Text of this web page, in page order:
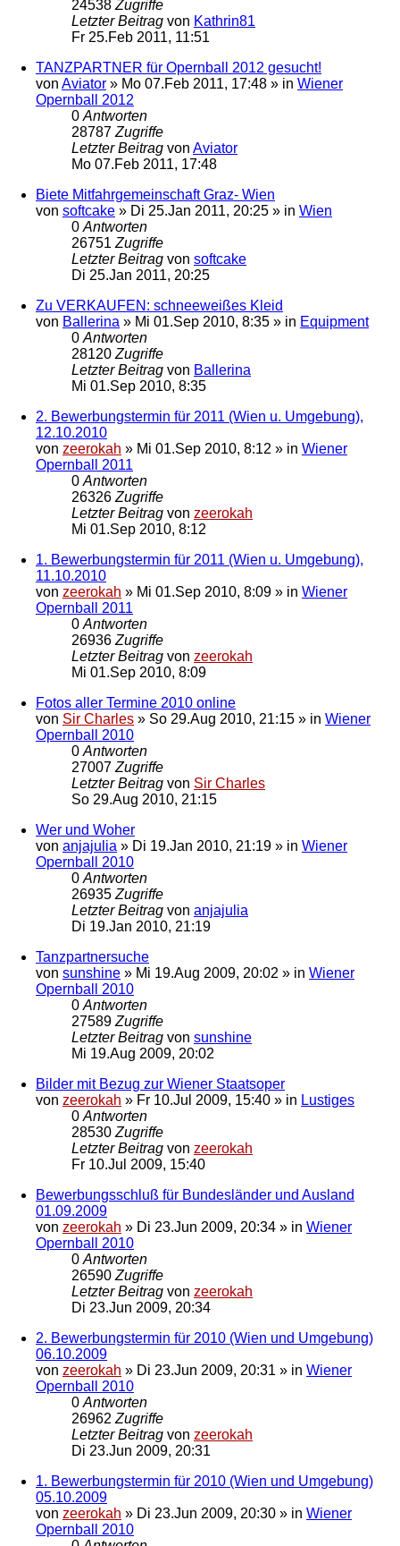
24538 Zugriffe
Letzter Beitrag von Kathrin81
Fr 25.Feb 2011, 11:51
TANZPARTNER für Opernball 2012 gesucht!
von Aviator » Mo 07.Feb 2011, 17:48 » in Wiener
Opernball 2012
0 Antworten
28787 Zugriffe
Letzter Beitrag von Aviator
Mo 07.Feb 2011, 17:48
Biete Mitfahrgemeinschaft Graz- Wien
von softcake » Di 25.Jan 2011, 20:25 » in Wien
0 Antworten
26751 Zugriffe
Letzter Beitrag von softcake
Di 25.Jan 2011, 20:25
Zu VERKAUFEN: schneeweißes Kleid
von Ballerina » Mi 01.Sep 2010, 8:35 » in Equipment
0 Antworten
28120 Zugriffe
Letzter Beitrag von Ballerina
Mi 01.Sep 2010, 8:35
2. Bewerbungstermin für 2011 (Wien u. Umgebung),
12.10.2010
von zeerokah » Mi 01.Sep 2010, 8:12 » in Wiener
Opernball 2011
0 Antworten
26326 Zugriffe
Letzter Beitrag von zeerokah
Mi 01.Sep 2010, 8:12
1. Bewerbungstermin für 2011 (Wien u. Umgebung),
11.10.2010
von zeerokah » Mi 01.Sep 2010, 8:09 » in Wiener
Opernball 2011
0 Antworten
26936 Zugriffe
Letzter Beitrag von zeerokah
Mi 01.Sep 2010, 8:09
Fotos aller Termine 2010 online
von Sir Charles » So 29.Aug 2010, 21:15 » in Wiener
Opernball 2010
0 Antworten
27007 Zugriffe
Letzter Beitrag von Sir Charles
So 29.Aug 2010, 21:15
Wer und Woher
von anjajulia » Di 19.Jan 2010, 21:19 » in Wiener
Opernball 2010
0 Antworten
26935 Zugriffe
Letzter Beitrag von anjajulia
Di 19.Jan 2010, 21:19
Tanzpartnersuche
von sunshine » Mi 19.Aug 2009, 20:02 » in Wiener
Opernball 2010
0 Antworten
27589 Zugriffe
Letzter Beitrag von sunshine
Mi 19.Aug 2009, 20:02
Bilder mit Bezug zur Wiener Staatsoper
von zeerokah » Fr 10.Jul 2009, 15:40 » in Lustiges
0 Antworten
28530 Zugriffe
Letzter Beitrag von zeerokah
Fr 10.Jul 2009, 15:40
Bewerbungsschluß für Bundesländer und Ausland
01.09.2009
von zeerokah » Di 23.Jun 2009, 20:34 » in Wiener
Opernball 2010
0 Antworten
26590 Zugriffe
Letzter Beitrag von zeerokah
Di 23.Jun 2009, 20:34
2. Bewerbungstermin für 2010 (Wien und Umgebung)
06.10.2009
von zeerokah » Di 23.Jun 2009, 20:31 » in Wiener
Opernball 2010
0 Antworten
26962 Zugriffe
Letzter Beitrag von zeerokah
Di 23.Jun 2009, 20:31
1. Bewerbungstermin für 2010 (Wien und Umgebung)
05.10.2009
von zeerokah » Di 23.Jun 2009, 20:30 » in Wiener
Opernball 2010